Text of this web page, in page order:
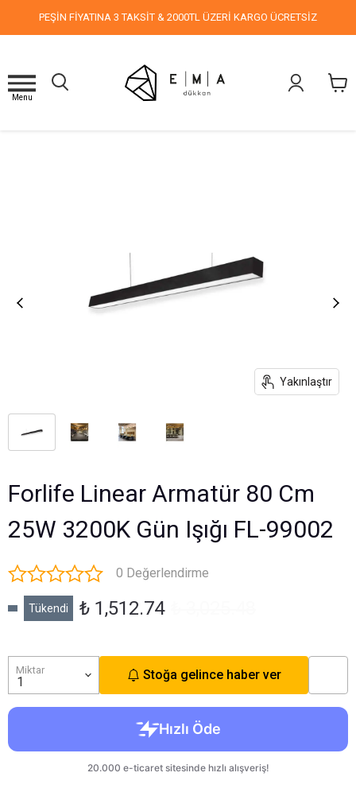
PEŞİN FİYATINA 3 TAKSİT & 2000TL ÜZERİ KARGO ÜCRETSİZ
Menu
Yakınlaştır
Forlife Linear Armatür 80 Cm
25W 3200K Gün Işığı FL-99002
0 Değerlendirme
Tükendi ₺ 1,512.74
Miktar Stoğa gelince haber ver